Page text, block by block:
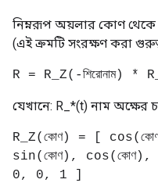
নিম্নরূপ অয়লার কোণ থেকে
(এই ক্রমটি সংরক্ষণ করা
R = R_Z(-শিরোনাম) *
যেখানে: R_*(t) নাম অক্ষের
R_Z(কোণ) = [
sin(কোণ), cos(কোণ),
0, 0, 1 ]